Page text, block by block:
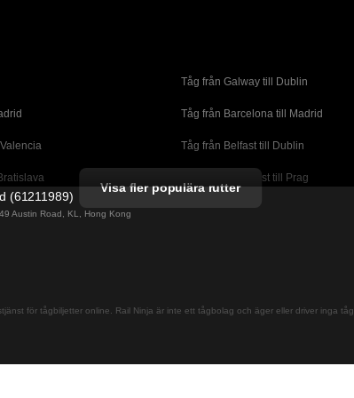
Tåg från Galway till Dublin
Tåg från Barcelona till Madrid
Tåg från Belfast till Dublin
Tåg från Budapest till Prag
Tåg från Lissabon till Madrid
Visa fler populära rutter
(61211989)
Austin Road, KL, Hong Kong
för tågbiljetter online. Rail Ninja är inte ett tågbolag och äger eller driver inga tåg.